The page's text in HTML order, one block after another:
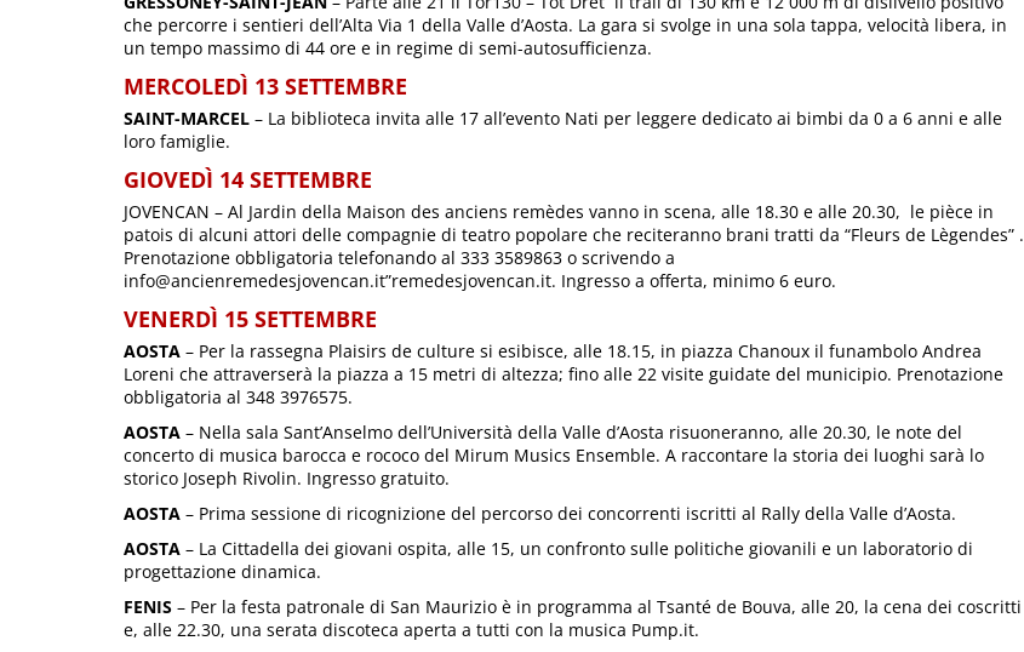
che percorre i sentieri dell’Alta Via 1 della Valle d’Aosta. La gara si svolge in una sola tappa, velocità libera, in
un tempo massimo di 44 ore e in regime di semi-autosufficienza.
MERCOLEDÌ 13 SETTEMBRE
SAINT-MARCEL – La biblioteca invita alle 17 all’evento Nati per leggere dedicato ai bimbi da 0 a 6 anni e alle
loro famiglie.
GIOVEDÌ 14 SETTEMBRE
JOVENCAN – Al Jardin della Maison des anciens remèdes vanno in scena, alle 18.30 e alle 20.30, le pièce in
patois di alcuni attori delle compagnie di teatro popolare che reciteranno brani tratti da “Fleurs de Lègendes” .
Prenotazione obbligatoria telefonando al 333 3589863 o scrivendo a
info@ancienremedesjovencan.it”remedesjovencan.it. Ingresso a offerta, minimo 6 euro.
VENERDÌ 15 SETTEMBRE
AOSTA – Per la rassegna Plaisirs de culture si esibisce, alle 18.15, in piazza Chanoux il funambolo Andrea
Loreni che attraverserà la piazza a 15 metri di altezza; fino alle 22 visite guidate del municipio. Prenotazione
obbligatoria al 348 3976575.
AOSTA – Nella sala Sant’Anselmo dell’Università della Valle d’Aosta risuoneranno, alle 20.30, le note del
concerto di musica barocca e rococo del Mirum Musics Ensemble. A raccontare la storia dei luoghi sarà lo
storico Joseph Rivolin. Ingresso gratuito.
AOSTA – Prima sessione di ricognizione del percorso dei concorrenti iscritti al Rally della Valle d’Aosta.
AOSTA – La Cittadella dei giovani ospita, alle 15, un confronto sulle politiche giovanili e un laboratorio di
progettazione dinamica.
FENIS – Per la festa patronale di San Maurizio è in programma al Tsanté de Bouva, alle 20, la cena dei coscritti
e, alle 22.30, una serata discoteca aperta a tutti con la musica Pump.it.